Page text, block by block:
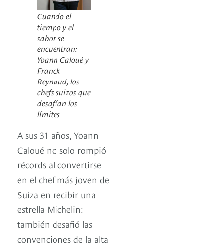
Cuando el
tiempo y el
sabor se
encuentran:
Yoann Caloué y
Franck
Reynaud, los
chefs suizos que
desafían los
límites
A sus 31 años, Yoann
Caloué no solo rompió
récords al convertirse
en el chef más joven de
Suiza en recibir una
estrella Michelin:
también desafió las
convenciones de la alta